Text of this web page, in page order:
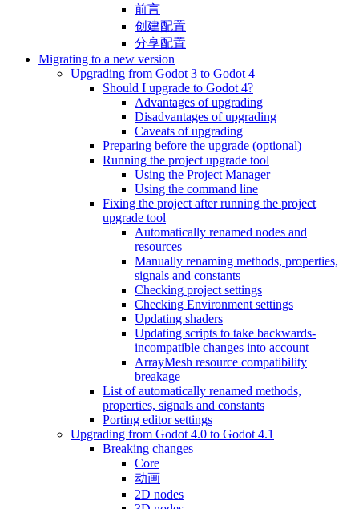
前言
创建配置
分享配置
Migrating to a new version
Upgrading from Godot 3 to Godot 4
Should I upgrade to Godot 4?
Advantages of upgrading
Disadvantages of upgrading
Caveats of upgrading
Preparing before the upgrade (optional)
Running the project upgrade tool
Using the Project Manager
Using the command line
Fixing the project after running the project
upgrade tool
Automatically renamed nodes and
resources
Manually renaming methods, properties,
signals and constants
Checking project settings
Checking Environment settings
Updating shaders
Updating scripts to take backwards-
incompatible changes into account
ArrayMesh resource compatibility
breakage
List of automatically renamed methods,
properties, signals and constants
Porting editor settings
Upgrading from Godot 4.0 to Godot 4.1
Breaking changes
Core
动画
2D nodes